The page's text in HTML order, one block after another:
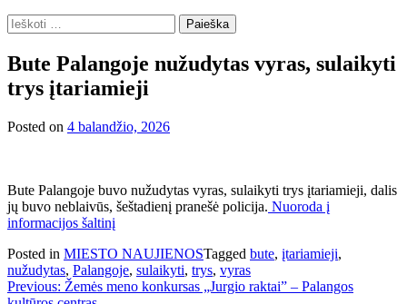
Ieškoti:
Bute Palangoje nužudytas vyras, sulaikyti
trys įtariamieji
Posted on 4 balandžio, 2026
Bute Palangoje buvo nužudytas vyras, sulaikyti trys įtariamieji, dalis
jų buvo neblaivūs, šeštadienį pranešė policija. Nuoroda į
informacijos šaltinį
Posted in MIESTO NAUJIENOSTagged bute, įtariamieji,
nužudytas, Palangoje, sulaikyti, trys, vyras
Navigacija
Previous: Žemės meno konkursas „Jurgio raktai” – Palangos